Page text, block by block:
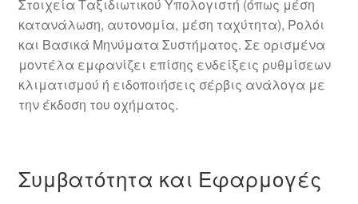
Στοιχεία Ταξιδιωτικού Υπολογιστή (όπως μέση
κατανάλωση, αυτονομία, μέση ταχύτητα), Ρολόι
και Βασικά Μηνύματα Συστήματος. Σε ορισμένα
μοντέλα εμφανίζει επίσης ενδείξεις ρυθμίσεων
κλιματισμού ή ειδοποιήσεις σέρβις ανάλογα με
την έκδοση του οχήματος.
Συμβατότητα και Εφαρμογές